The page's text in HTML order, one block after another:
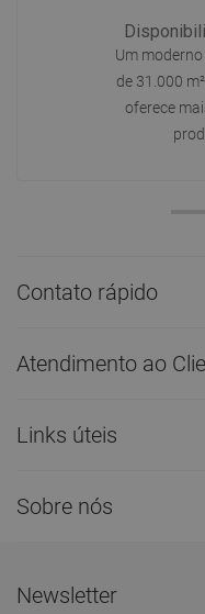
Um
de 31.000
oferece
Contato rápido
Atendimento ao
Links úteis
Sobre nós
Newsletter